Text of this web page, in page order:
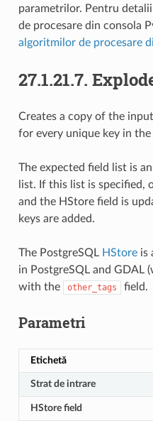
parametrilor. Pentru
de procesare din consola
algoritmilor de procesare
27.1.21.7.
Creates a copy of the
for every unique key in
The expected field list is
list. If this list is specified,
and the HStore field is
keys are added.
The PostgreSQL HStoreis
in PostgreSQL and GDAL
with the
other_tags field.
Parametri
Etichetă
Strat de intrare
HStore field